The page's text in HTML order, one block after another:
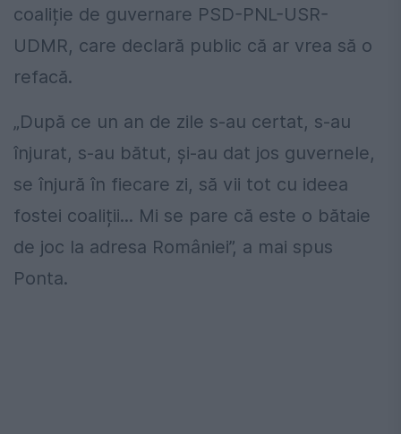
coaliție de guvernare PSD-PNL-USR-
UDMR, care declară public că ar vrea să o
refacă.
„După ce un an de zile s-au certat, s-au
înjurat, s-au bătut, și-au dat jos guvernele,
se înjură în fiecare zi, să vii tot cu ideea
fostei coaliții... Mi se pare că este o bătaie
de joc la adresa României”, a mai spus
Ponta.